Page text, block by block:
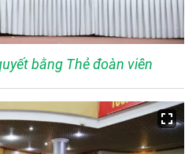
bằng Thẻ đoàn viên